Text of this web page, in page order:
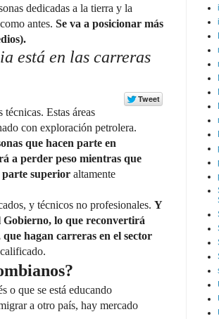
dedicadas a la tierra y la
antes. Se va a posicionar más
está en las carreras
Estas áreas
con exploración petrolera.
que hacen parte en
a perder peso mientras que
parte superior altamente
y técnicos no profesionales. Y
Gobierno, lo que reconvertirá
hagan carreras en el sector
o que se está educando
a otro país, hay mercado